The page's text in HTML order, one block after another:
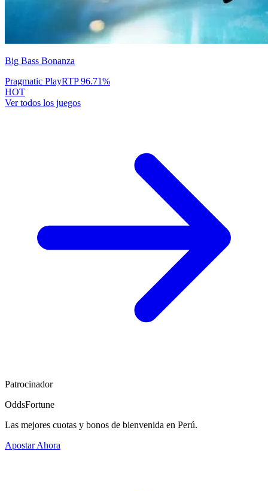
Big Bass Bonanza
Pragmatic PlayRTP96.71%
HOT
Ver todos los juegos
Patrocinador
OddsFortune
Las mejores cuotas y bonos de bienvenida en Perú.
Apostar Ahora